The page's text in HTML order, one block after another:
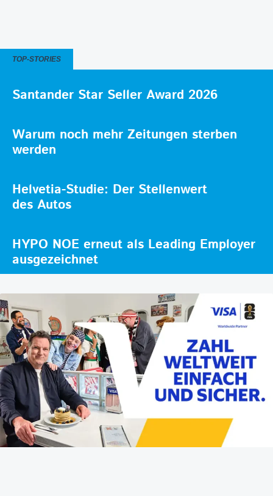
TOP-STORIES
Santander Star Seller Award 2026
Warum noch mehr Zeitungen sterben
werden
Helvetia-Studie: Der Stellenwert
des Autos
HYPO NOE erneut als Leading Employer
ausgezeichnet